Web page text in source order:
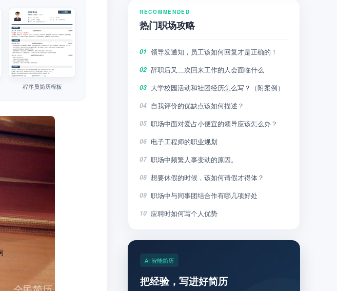
程序员简历模板
RECOMMENDED
热门职场攻略
01 领导发通知，员工该如何回复才是正确的！
02 辞职后又二次回来工作的人会面临什么
03 大学校园活动和社团经历怎么写？（附案例）
04 自我评价的优缺点该如何描述？
05 职场中面对爱占小便宜的领导应该怎么办？
06 电子工程师的职业规划
07 职场中频繁人事变动的原因。
08 想要休假的时候，该如何请假才得体？
09 职场中与同事团结合作有哪几项好处
10 应聘时如何写个人优势
AI 智能简历
把经验，写进好简历